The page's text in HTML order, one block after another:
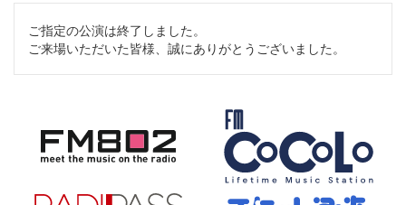
ご指定の公演は終了しました。
ご来場いただいた皆様、誠にありがとうございました。